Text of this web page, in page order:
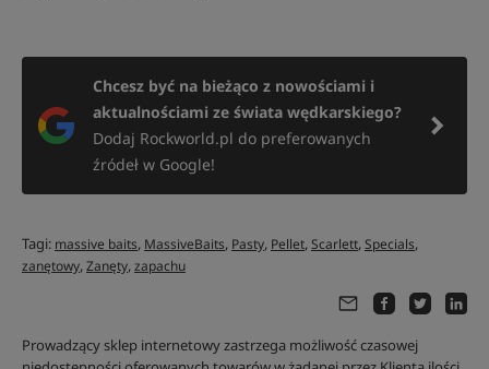
Chcesz być na bieżąco z nowościami i
aktualnościami ze świata wędkarskiego?
Dodaj Rockworld.pl do preferowanych
źródeł w Google!
Tagi: massive baits, MassiveBaits, Pasty, Pellet,Scarlett,Specials,
zanętowy,Zanęty,zapachu
Prowadzący sklep internetowy zastrzega możliwość czasowej